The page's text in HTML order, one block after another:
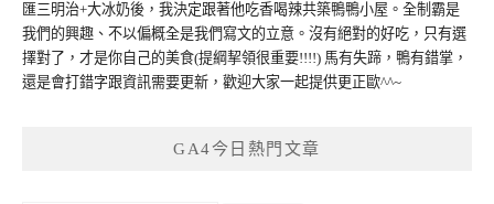
匯三明治+大冰奶後，我決定跟著他吃香喝辣共築鴨鴨小屋。全制霸是
我們的興趣、不以偏概全是我們寫文的立意。沒有絕對的好吃，只有選
擇對了，才是你自己的美食(提綱挈領很重要!!!!) 馬有失蹄，鴨有錯掌，
還是會打錯字跟資訊需要更新，歡迎大家一起提供更正歐^^~
GA4今日熱門文章